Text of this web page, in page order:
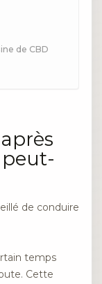
de CBD
de conduire
temps
Cette